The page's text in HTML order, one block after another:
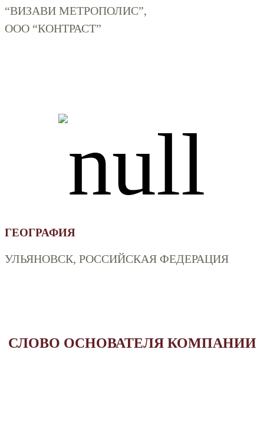
“ВИЗАВИ МЕТРОПОЛИС”,
ООО “КОНТРАСТ”
ГЕОГРАФИЯ
УЛЬЯНОВСК, РОССИЙСКАЯ ФЕДЕРАЦИЯ
СЛОВО ОСНОВАТЕЛЯ КОМПАНИИ